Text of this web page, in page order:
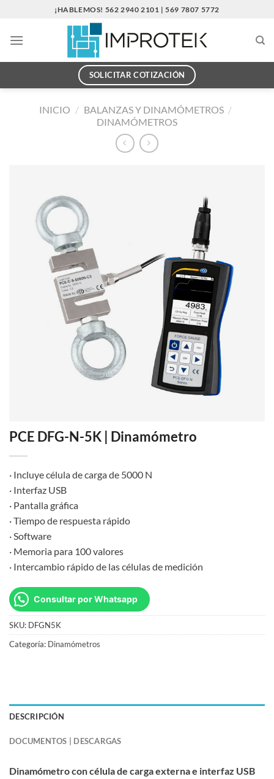
contenido
¡HABLEMOS! 562 2940 2101 | 569 7807 5772
SOLICITAR COTIZACIÓN
INICIO / BALANZAS Y DINAMÓMETROS /
DINAMÓMETROS
PCE DFG-N-5K | Dinamómetro
· Incluye célula de carga de 5000 N
· Interfaz USB
· Pantalla gráfica
· Tiempo de respuesta rápido
· Software
· Memoria para 100 valores
· Intercambio rápido de las células de medición
Consultar por Whatsapp
SKU: DFGN5K
Categoría: Dinamómetros
DESCRIPCIÓN
DOCUMENTOS | DESCARGAS
Dinamómetro con célula de carga externa e interfaz USB